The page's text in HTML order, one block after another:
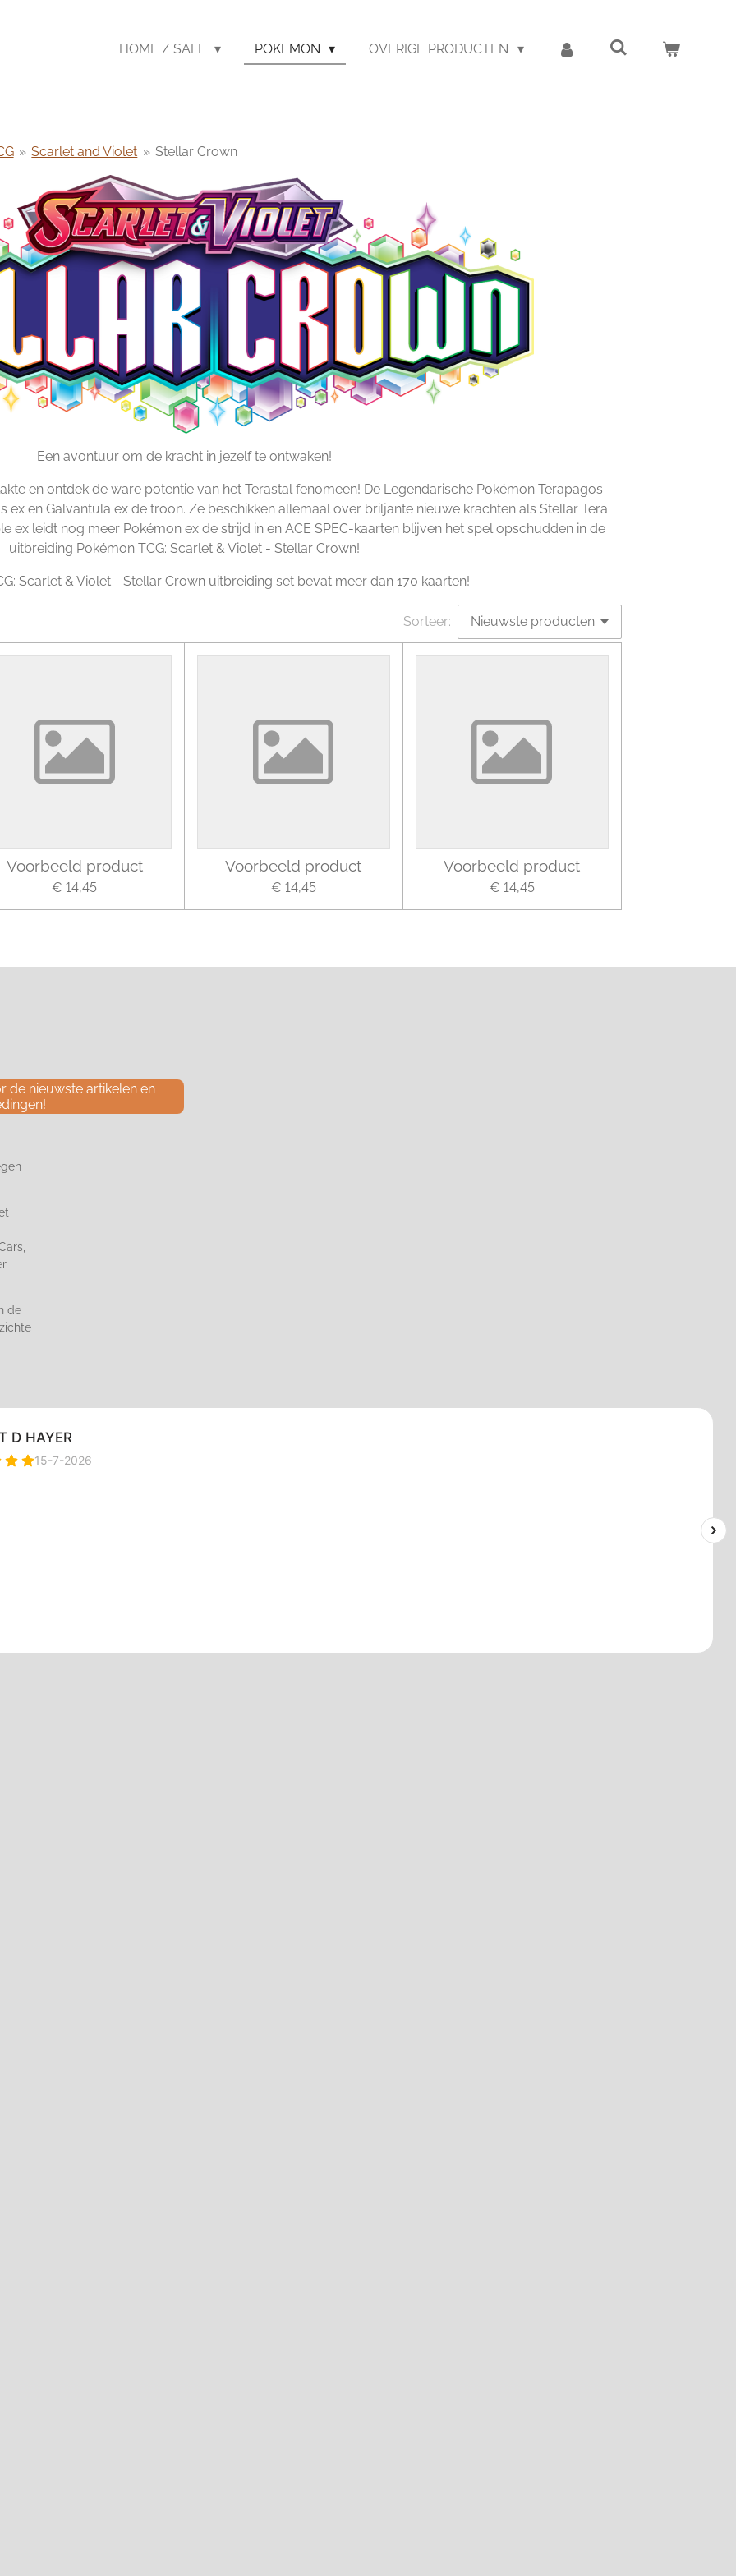
HOME / SALE POKEMON OVERIGE PRODUCTEN
» Scarlet and Violet » Stellar Crown
Een avontuur om de kracht in jezelf te ontwaken!
en ontdek de ware potentie van het Terastal fenomeen! De Legendarische Pokémon Terapagos
ex en Galvantula ex de troon. Ze beschikken allemaal over briljante nieuwe krachten als Stellar Tera
ex leidt nog meer Pokémon ex de strijd in en ACE SPEC-kaarten blijven het spel opschudden in de
uitbreiding Pokémon TCG: Scarlet & Violet - Stellar Crown!
Scarlet & Violet - Stellar Crown uitbreiding set bevat meer dan 170 kaarten!
Sorteer:
Voorbeeld product
€ 14,45
Voorbeeld product
€ 14,45
Voorbeeld product
€ 14,45
de nieuwste artikelen en
de